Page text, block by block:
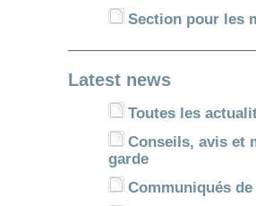
Section pour les
Latest news
Toutes les
Conseils, avis et
garde
Communiqués